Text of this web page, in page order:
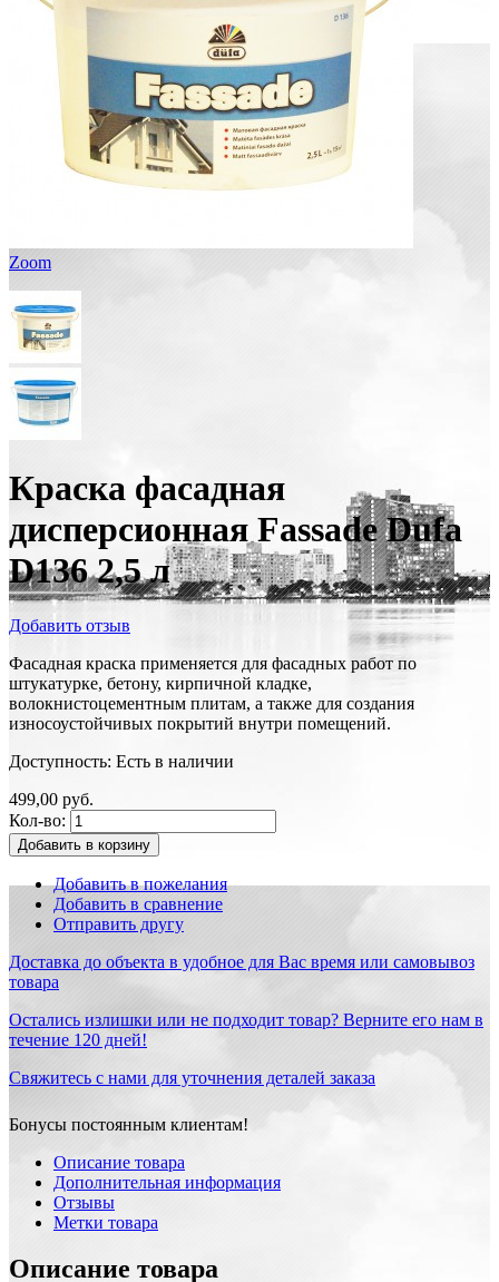
Zoom
Краска фасадная
дисперсионная Fassade Dufa
D136 2,5 л
Добавить отзыв
Фасадная краска применяется для фасадных работ по
штукатурке, бетону, кирпичной кладке,
волокнистоцементным плитам, а также для создания
износоустойчивых покрытий внутри помещений.
Доступность: Есть в наличии
499,00 руб.
Кол-во:
Добавить в корзину
Добавить в пожелания
Добавить в сравнение
Отправить другу
Доставка до объекта в удобное для Вас время или самовывоз
товара
Остались излишки или не подходит товар? Верните его нам в
течение 120 дней!
Свяжитесь с нами для уточнения деталей заказа
Бонусы постоянным клиентам!
Описание товара
Дополнительная информация
Отзывы
Метки товара
Описание товара